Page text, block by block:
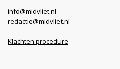
info@midvliet.nl
redactie@midvliet.nl
Klachten procedure